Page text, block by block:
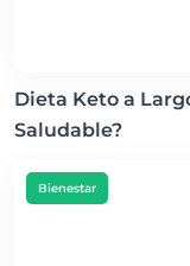
Dieta Keto a
Saludable?
Bienestar